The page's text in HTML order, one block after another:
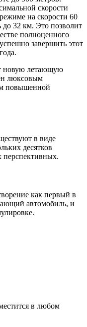
скорости
на скорости 60
до 32 км. Это позволит
полноценного
завершить этот
новую летающую
люксовым
повышенной
в виде
десятков
как первый в
автомобиль, и
в любом